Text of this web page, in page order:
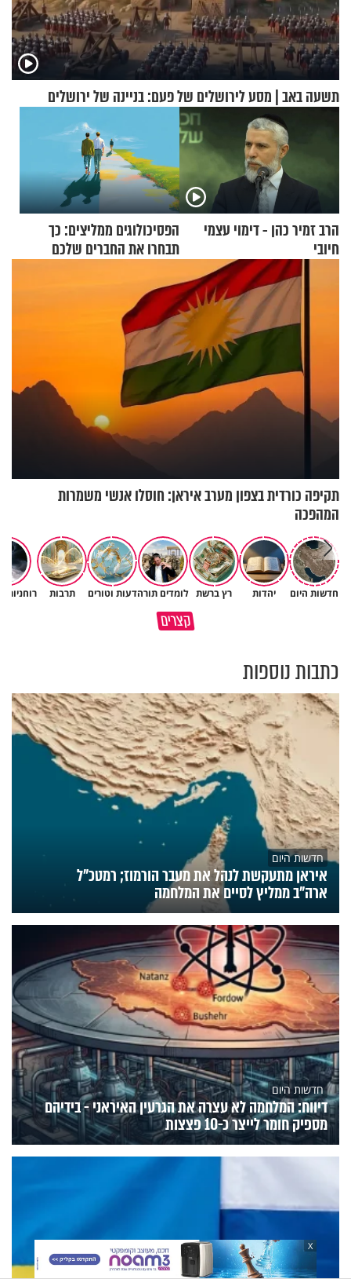
תשעה באב | מסע לירושלים של פעם: בניינה של ירושלים
הרב זמיר כהן - דימוי עצמי
חיובי
הפסיכולוגים ממליצים: כך
תבחרו את החברים שלכם
תקיפה כורדית בצפון מערב איראן: חוסלו אנשי משמרות
המהפכה
חדשות היום יהדות רץ ברשת לומדים תורהדעות וטורים תרבות רוחניות
קצרים
באיזה אופן ומתי מותר לכבות אש
כתבות נוספות
חדשות היום
איראן מתעקשת לנהל את מעבר הורמוז; רמטכ"ל
ארה"ב ממליץ לסיים את המלחמה
חדשות היום
דיווח: המלחמה לא עצרה את הגרעין האיראני - בידיהם
מספיק חומר לייצר כ-10 פצצות
X